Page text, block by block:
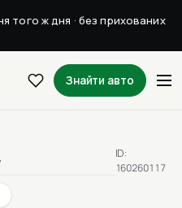
того ж дня · без прихованих
Знайти авто
ID:
160260117